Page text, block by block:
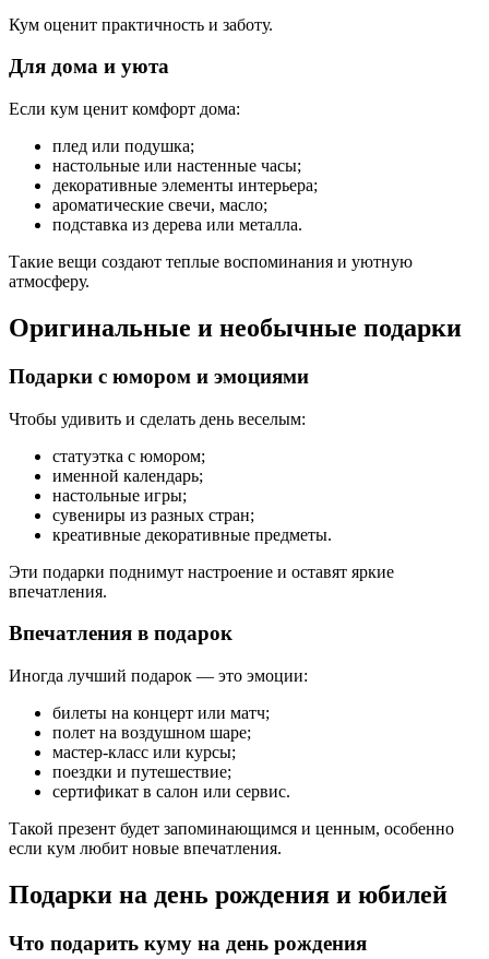
Кум оценит практичность и заботу.
Для дома и уюта
Если кум ценит комфорт дома:
плед или подушка;
настольные или настенные часы;
декоративные элементы интерьера;
ароматические свечи, масло;
подставка из дерева или металла.
Такие вещи создают теплые воспоминания и уютную
атмосферу.
Оригинальные и необычные подарки
Подарки с юмором и эмоциями
Чтобы удивить и сделать день веселым:
статуэтка с юмором;
именной календарь;
настольные игры;
сувениры из разных стран;
креативные декоративные предметы.
Эти подарки поднимут настроение и оставят яркие
впечатления.
Впечатления в подарок
Иногда лучший подарок — это эмоции:
билеты на концерт или матч;
полет на воздушном шаре;
мастер-класс или курсы;
поездки и путешествие;
сертификат в салон или сервис.
Такой презент будет запоминающимся и ценным, особенно
если кум любит новые впечатления.
Подарки на день рождения и юбилей
Что подарить куму на день рождения